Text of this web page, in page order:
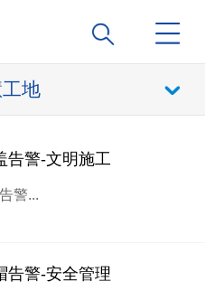
地
告警-文明施工
警...
告警-安全管理